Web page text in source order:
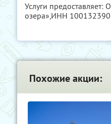
Услуги предоставляет:
озера», ИНН
Похожие акции: